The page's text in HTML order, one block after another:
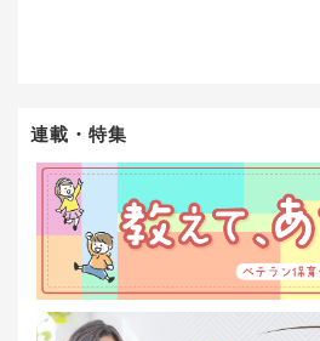
連載・特集